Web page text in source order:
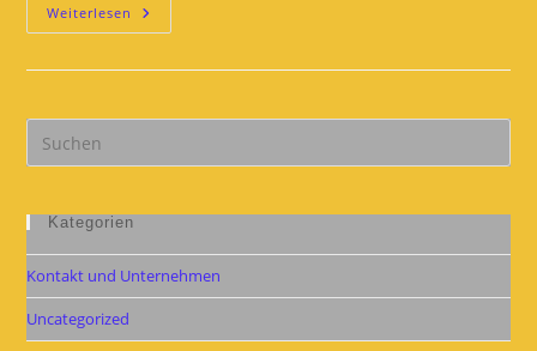
Weiterlesen Datenschutzerklärung
the
Kategorien
Kontakt und Unternehmen
Uncategorized